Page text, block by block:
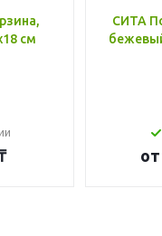
см
СИТА
от